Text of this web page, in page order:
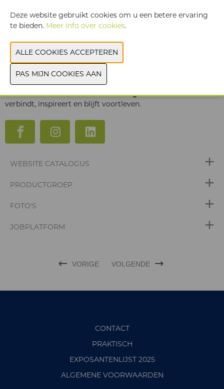
Onze productie gebeurt vollediglokaal in Vlaanderen
samenwerking metBelgische leveranciers
waarden delen. Zo garanderen we kwaliteit, korte ketens en
duurzame tewerkstelling.
Bij Quinze & Milan geloven we dat design niet enkel een
vorm of functie is, maar eenbeleving— iets wat mensen
verbindt, inspireert en blijft voortleven.
WEBSITE CATALOGUS
PRODUCTGROEP
FOTO'S
JOBPLATFORM
VORIGE VOLGENDE
CONTACT
PRAKTISCH
EXPOSANTENLIJST 2025
ALGEMENE VOORWAARDEN
Deze website gebruikt cookies om u een betere ervaring
te bieden. Meer info over cookies.